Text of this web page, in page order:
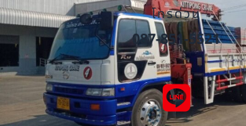
โทรด่วน
087-851-5521